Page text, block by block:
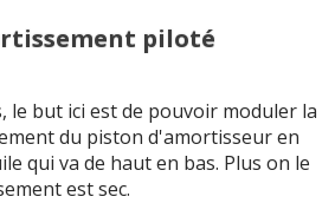
piloté
le but ici est de pouvoir moduler la
du piston d'amortisseur en
qui va de haut en bas. Plus on le
est sec.